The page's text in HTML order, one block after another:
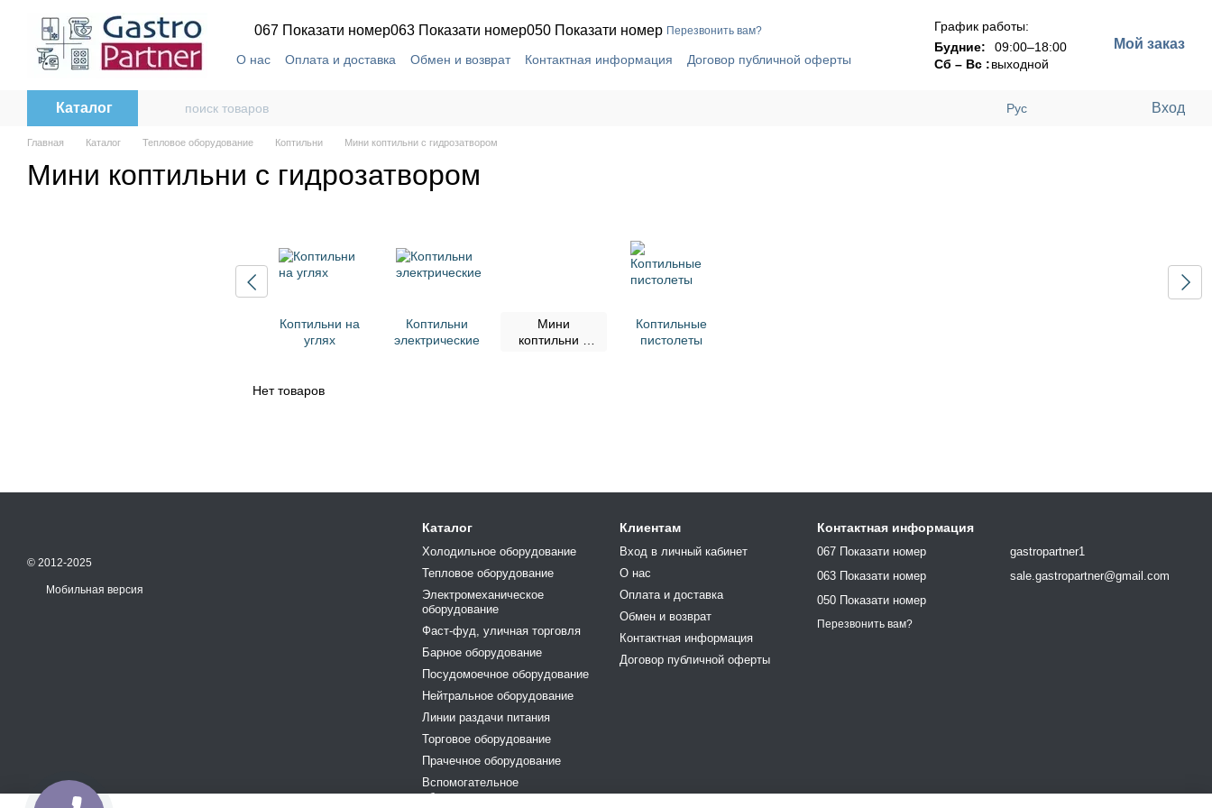
Перейти к основному контенту
067 Показати номер063 Показати номер050 Показати номер Перезвонить вам?
О нас Оплата и доставка Обмен и возврат Контактная информация Договор публичной оферты
График работы:
Будние:
09:00–18:00
Сб – Вс :выходной
Мой заказ
Каталог Рус Вход
Главная Каталог Тепловое оборудование Коптильни Мини коптильни с гидрозатвором
Мини коптильни с гидрозатвором
Коптильни на
углях
Коптильни
электрические
Мини
коптильни с
Коптильные
пистолеты
Нет товаров
© 2012-2025
Мобильная версия
Каталог
Холодильное оборудование
Тепловое оборудование
Электромеханическое
оборудование
Фаст-фуд, уличная торговля
Барное оборудование
Посудомоечное оборудование
Нейтральное оборудование
Линии раздачи питания
Торговое оборудование
Прачечное оборудование
Вспомогательное
оборудование и аксесуары
Клиентам
Вход в личный кабинет
О нас
Оплата и доставка
Обмен и возврат
Контактная информация
Договор публичной оферты
Контактная информация
067 Показати номер
063 Показати номер
050 Показати номер
Перезвонить вам?
gastropartner1
sale.gastropartner@gmail.com